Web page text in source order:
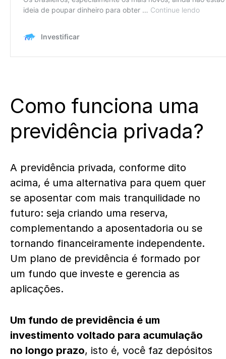
Como funciona uma
previdência privada?
A previdência privada, conforme dito
acima, é uma alternativa para quem quer
se aposentar com mais tranquilidade no
futuro: seja criando uma reserva,
complementando a aposentadoria ou se
tornando financeiramente independente.
Um plano de previdência é formado por
um fundo que investe e gerencia as
aplicações.
Um fundo de previdência é um
investimento voltado para acumulação
no longo prazo, isto é, você faz depósitos